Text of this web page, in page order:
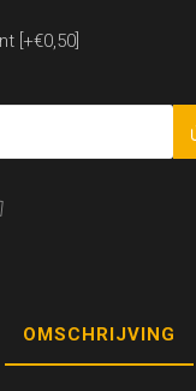
[+€0,50]
OMSCHRIJVING